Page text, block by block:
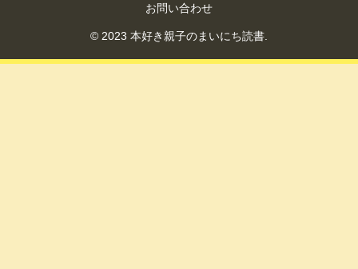
お問い合わせ
© 2023 本好き親子のまいにち読書.